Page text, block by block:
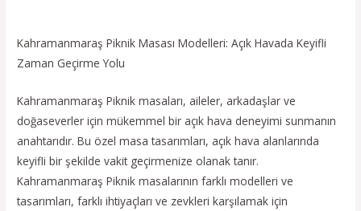
Kahramanmaraş Piknik Masası Modelleri: Açık Havada Keyifli
Zaman Geçirme Yolu
Kahramanmaraş Piknik masaları, aileler, arkadaşlar ve
doğaseverler için mükemmel bir açık hava deneyimi sunmanın
anahtarıdır. Bu özel masa tasarımları, açık hava alanlarında
keyifli bir şekilde vakit geçirmenize olanak tanır.
Kahramanmaraş Piknik masalarının farklı modelleri ve
tasarımları, farklı ihtiyaçları ve zevkleri karşılamak için